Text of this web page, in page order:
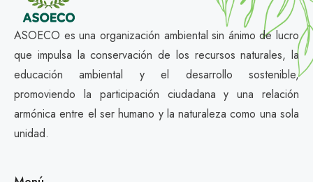
ASOECO es una organización ambiental sin ánimo de lucro
que impulsa la conservación de los recursos naturales, la
educación ambiental y el desarrollo sostenible,
promoviendo la participación ciudadana y una relación
armónica entre el ser humano y la naturaleza como una sola
unidad.